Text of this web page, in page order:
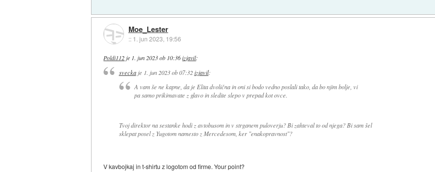
Moe_Lester
:: 1. jun 2023, 19:56
Poldi112 je 1. jun 2023 ob 10:36 izjavil:
sveckaje 1. jun 2023 ob 07:32 izjavil:
A vam še ne kapne, da je Elita dvolična in oni si bodo vedno poslali tako, da bo njim bolje, vi
pa samo prikimavate z glavo in sledite slepo v prepad kot ovce.
Tvoj direktor na sestanke hodi z avtobusom in v strganem puloverju? Bi zahteval to od njega? Bi sam šel
sklepat posel z Yugotom namesto z Mercedesom, ker "enakopravnost"?
V kavbojkaj in t-shirtu z logotom od firme. Your point?